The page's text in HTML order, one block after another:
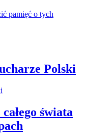
Polski
świata